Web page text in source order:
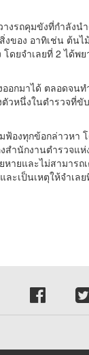
งรถคุมขังที่กำลัง
ของ อาทิเช่น ต้น
ยจำเลยที่ 2 ได้พ
อกมาได้ ตลอดจน
วหนึ่งในตำรวจที่
องทุกข้อกล่าวหา
ำนักงานตำรวจแ
ายและไม่สามาร
ะเป็นเหตุให้จำเล